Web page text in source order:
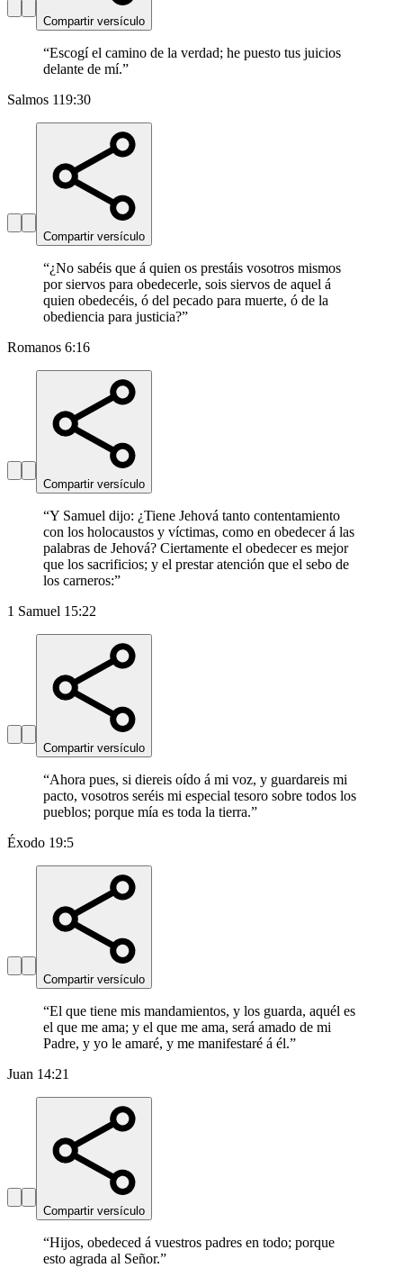
Compartir versículo
“Escogí el camino de la verdad; he puesto tus juicios
delante de mí.”
Salmos 119:30
Compartir versículo
“¿No sabéis que á quien os prestáis vosotros mismos
por siervos para obedecerle, sois siervos de aquel á
quien obedecéis, ó del pecado para muerte, ó de la
obediencia para justicia?”
Romanos 6:16
Compartir versículo
“Y Samuel dijo: ¿Tiene Jehová tanto contentamiento
con los holocaustos y víctimas, como en obedecer á las
palabras de Jehová? Ciertamente el obedecer es mejor
que los sacrificios; y el prestar atención que el sebo de
los carneros:”
1 Samuel 15:22
Compartir versículo
“Ahora pues, si diereis oído á mi voz, y guardareis mi
pacto, vosotros seréis mi especial tesoro sobre todos los
pueblos; porque mía es toda la tierra.”
Éxodo 19:5
Compartir versículo
“El que tiene mis mandamientos, y los guarda, aquél es
el que me ama; y el que me ama, será amado de mi
Padre, y yo le amaré, y me manifestaré á él.”
Juan 14:21
Compartir versículo
“Hijos, obedeced á vuestros padres en todo; porque
esto agrada al Señor.”